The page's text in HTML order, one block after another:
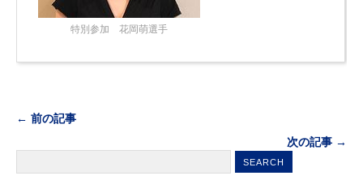
特別参加 花岡萌選手
← 前の記事
次の記事 →